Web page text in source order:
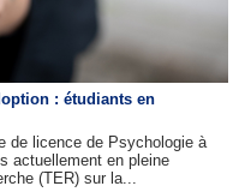
: étudiants en
de licence de Psychologie à
actuellement en pleine
(TER) sur la...